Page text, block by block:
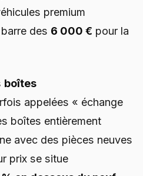
premium
des 6 000 € pour la
boîtes
appelées « échange
boîtes entièrement
avec des pièces neuves
prix se situe